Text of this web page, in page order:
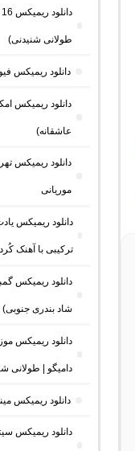
طولانی شنیدنی)
دانلود ریمیکس فیوژن 17 از
عاشقانه)
موریانی
دانلود ریمیکس
ترکیبی با آهنک
شاد بندری جنوبی)
دامیگو | طولانی
دانلود ریمیکس مینی کست 7
دانلود ریمیکس